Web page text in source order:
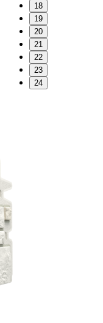
18
19
20
21
22
23
24